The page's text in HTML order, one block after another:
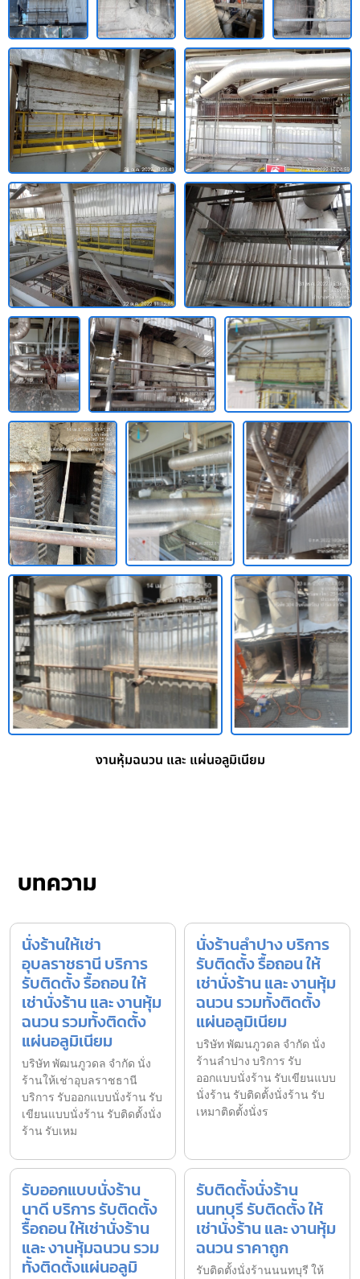
งานหุ้มฉนวน และ แผ่นอลูมิเนียม
บทความ
นั่งร้านให้เช่า
อุบลราชธานี บริการ
รับติดตั้ง รื้อถอน ให้
เช่านั่งร้าน และ งานหุ้ม
ฉนวน รวมทั้งติดตั้ง
แผ่นอลูมิเนียม
บริษัท พัฒนภูวดล จำกัด นั่ง
ร้านให้เช่าอุบลราชธานี
บริการ รับออกแบบนั่งร้าน รับ
เขียนแบบนั่งร้าน รับติดตั้งนั่ง
ร้าน รับเหม
นั่งร้านลำปาง บริการ
รับติดตั้ง รื้อถอน ให้
เช่านั่งร้าน และ งานหุ้ม
ฉนวน รวมทั้งติดตั้ง
แผ่นอลูมิเนียม
บริษัท พัฒนภูวดล จำกัด นั่ง
ร้านลำปาง บริการ รับ
ออกแบบนั่งร้าน รับเขียนแบบ
นั่งร้าน รับติดตั้งนั่งร้าน รับ
เหมาติดตั้งนั่งร
รับออกแบบนั่งร้าน
นาดี บริการ รับติดตั้ง
รื้อถอน ให้เช่านั่งร้าน
และ งานหุ้มฉนวน รวม
ทั้งติดตั้งแผ่นอลูมิ
รับติดตั้งนั่งร้าน
นนทบุรี รับติดตั้ง ให้
เช่านั่งร้าน และ งานหุ้ม
ฉนวน ราคาถูก
รับติดตั้งนั่งร้านนนทบุรี ให้